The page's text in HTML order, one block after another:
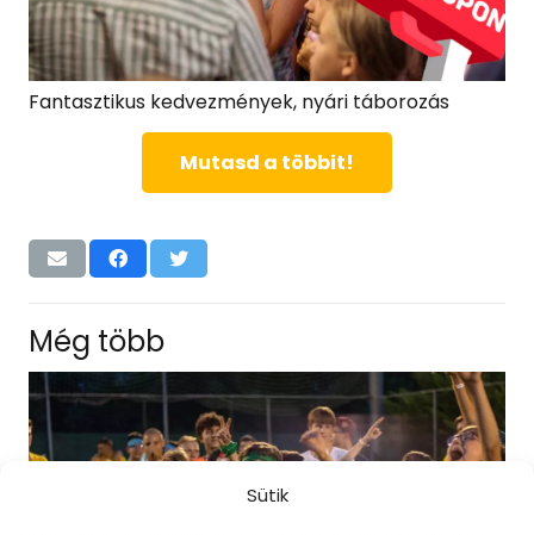
Sütik
Fantasztikus kedvezmények, nyári táborozás
Mutasd a többit!
Még több